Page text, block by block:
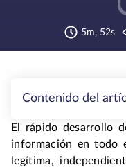
5m, 52s
Contenido del
El rápido desarrollo
información en todo
legítima,